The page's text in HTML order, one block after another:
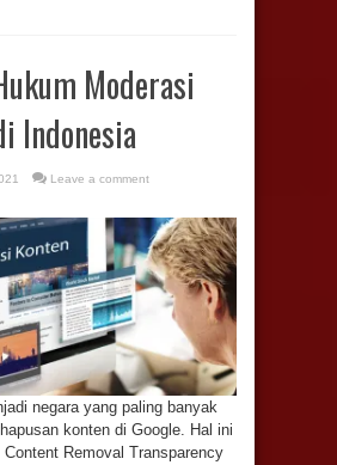
Moderasi
Indonesia
Leave a comment
negara yang paling banyak
konten di Google. Hal ini
Removal Transparency